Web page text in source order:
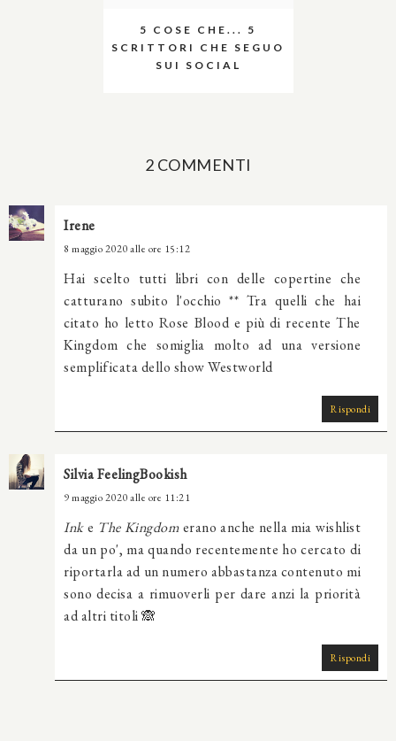
5 COSE CHE... 5
SCRITTORI CHE SEGUO
SUI SOCIAL
2 COMMENTI
Irene
8 maggio 2020 alle ore 15:12
Hai scelto tutti libri con delle copertine che
catturano subito l'occhio ** Tra quelli che hai
citato ho letto Rose Blood e più di recente The
Kingdom che somiglia molto ad una versione
semplificata dello show Westworld
Rispondi
Silvia FeelingBookish
9 maggio 2020 alle ore 11:21
Inke The Kingdomerano anche nella mia wishlist
da un po', ma quando recentemente ho cercato di
riportarla ad un numero abbastanza contenuto mi
sono decisa a rimuoverli per dare anzi la priorità
ad altri titoli 🙈
Rispondi